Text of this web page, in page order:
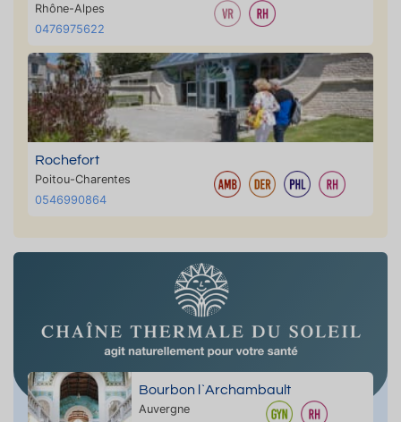
Rhône-Alpes
0476975622
Rochefort
Poitou-Charentes
0546990864
Bourbon l`Archambault
Auvergne